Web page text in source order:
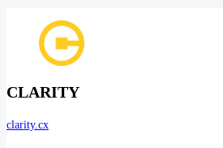
CLARITY
clarity.cx